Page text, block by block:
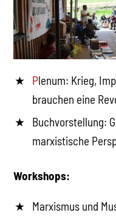
Plenum: Krieg,
brauchen eine
Buchvorstellung:
marxistische
Workshops:
Marxismus und